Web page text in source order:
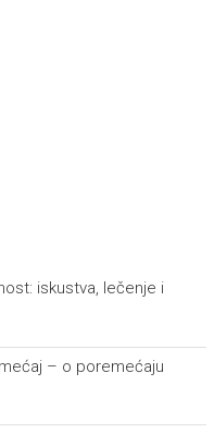
iskustva, lečenje i
– o poremećaju